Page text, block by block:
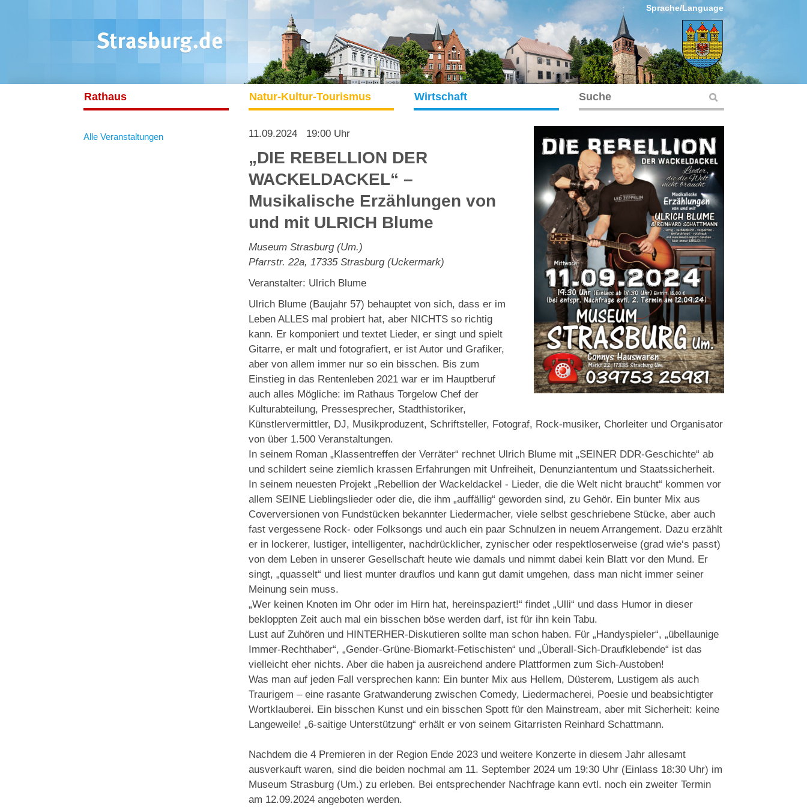
Sprache/Language
Rathaus Natur-Kultur-Tourismus Wirtschaft
Alle Veranstaltungen 11.09.2024 19:00 Uhr
„DIE REBELLION DER
WACKELDACKEL“ –
Musikalische Erzählungen von
und mit ULRICH Blume
Museum Strasburg (Um.)
Pfarrstr. 22a, 17335 Strasburg (Uckermark)
Veranstalter: Ulrich Blume
Ulrich Blume (Baujahr 57) behauptet von sich, dass er im
Leben ALLES mal probiert hat, aber NICHTS so richtig
kann. Er komponiert und textet Lieder, er singt und spielt
Gitarre, er malt und fotografiert, er ist Autor und Grafiker,
aber von allem immer nur so ein bisschen. Bis zum
Einstieg in das Rentenleben 2021 war er im Hauptberuf
auch alles Mögliche: im Rathaus Torgelow Chef der
Kulturabteilung, Pressesprecher, Stadthistoriker,
Künstlervermittler, DJ, Musikproduzent, Schriftsteller, Fotograf, Rock-musiker, Chorleiter und Organisator
von über 1.500 Veranstaltungen.
In seinem Roman „Klassentreffen der Verräter“ rechnet Ulrich Blume mit „SEINER DDR-Geschichte“ ab
und schildert seine ziemlich krassen Erfahrungen mit Unfreiheit, Denunziantentum und Staatssicherheit.
In seinem neuesten Projekt „Rebellion der Wackeldackel - Lieder, die die Welt nicht braucht“ kommen vor
allem SEINE Lieblingslieder oder die, die ihm „auffällig“ geworden sind, zu Gehör. Ein bunter Mix aus
Coverversionen von Fundstücken bekannter Liedermacher, viele selbst geschriebene Stücke, aber auch
fast vergessene Rock- oder Folksongs und auch ein paar Schnulzen in neuem Arrangement. Dazu erzählt
er in lockerer, lustiger, intelligenter, nachdrücklicher, zynischer oder respektloserweise (grad wie‘s passt)
von dem Leben in unserer Gesellschaft heute wie damals und nimmt dabei kein Blatt vor den Mund. Er
singt, „quasselt“ und liest munter drauflos und kann gut damit umgehen, dass man nicht immer seiner
Meinung sein muss.
„Wer keinen Knoten im Ohr oder im Hirn hat, hereinspaziert!“ findet „Ulli“ und dass Humor in dieser
bekloppten Zeit auch mal ein bisschen böse werden darf, ist für ihn kein Tabu.
Lust auf Zuhören und HINTERHER-Diskutieren sollte man schon haben. Für „Handyspieler“, „übellaunige
Immer-Rechthaber“, „Gender-Grüne-Biomarkt-Fetischisten“ und „Überall-Sich-Draufklebende“ ist das
vielleicht eher nichts. Aber die haben ja ausreichend andere Plattformen zum Sich-Austoben!
Was man auf jeden Fall versprechen kann: Ein bunter Mix aus Hellem, Düsterem, Lustigem als auch
Traurigem – eine rasante Gratwanderung zwischen Comedy, Liedermacherei, Poesie und beabsichtigter
Wortklauberei. Ein bisschen Kunst und ein bisschen Spott für den Mainstream, aber mit Sicherheit: keine
Langeweile! „6-saitige Unterstützung“ erhält er von seinem Gitarristen Reinhard Schattmann.
Nachdem die 4 Premieren in der Region Ende 2023 und weitere Konzerte in diesem Jahr allesamt
ausverkauft waren, sind die beiden nochmal am 11. September 2024 um 19:30 Uhr (Einlass 18:30 Uhr) im
Museum Strasburg (Um.) zu erleben. Bei entsprechender Nachfrage kann evtl. noch ein zweiter Termin
am 12.09.2024 angeboten werden.